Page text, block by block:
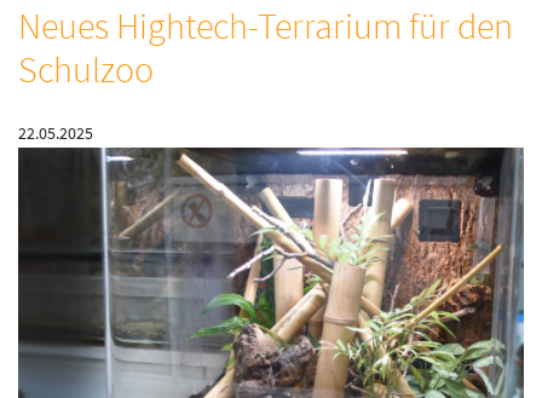
Neues Hightech-Terrarium für den
Schulzoo
22.05.2025